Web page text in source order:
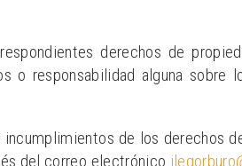
derechos de
responsabilidad alguna sobre
de los derechos
del correo electrónico